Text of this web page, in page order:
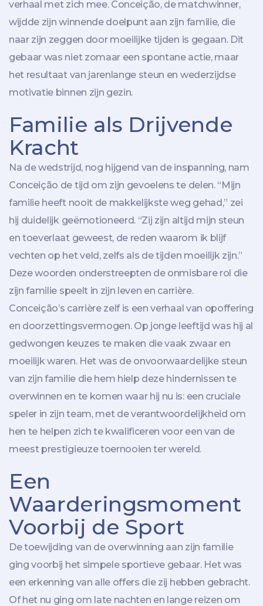
verhaal met zich mee. Conceição, de matchwinner,
wijdde zijn winnende doelpunt aan zijn familie, die
naar zijn zeggen door moeilijke tijden is gegaan. Dit
gebaar was niet zomaar een spontane actie, maar
het resultaat van jarenlange steun en wederzijdse
motivatie binnen zijn gezin.
Familie als Drijvende
Kracht
Na de wedstrijd, nog hijgend van de inspanning, nam
Conceição de tijd om zijn gevoelens te delen. “Mijn
familie heeft nooit de makkelijkste weg gehad,” zei
hij duidelijk geëmotioneerd. “Zij zijn altijd mijn steun
en toeverlaat geweest, de reden waarom ik blijf
vechten op het veld, zelfs als de tijden moeilijk zijn.”
Deze woorden onderstreepten de onmisbare rol die
zijn familie speelt in zijn leven en carrière.
Conceição’s carrière zelf is een verhaal van opoffering
en doorzettingsvermogen. Op jonge leeftijd was hij al
gedwongen keuzes te maken die vaak zwaar en
moeilijk waren. Het was de onvoorwaardelijke steun
van zijn familie die hem hielp deze hindernissen te
overwinnen en te komen waar hij nu is: een cruciale
speler in zijn team, met de verantwoordelijkheid om
hen te helpen zich te kwalificeren voor een van de
meest prestigieuze toernooien ter wereld.
Een
Waarderingsmoment
Voorbij de Sport
De toewijding van de overwinning aan zijn familie
ging voorbij het simpele sportieve gebaar. Het was
een erkenning van alle offers die zij hebben gebracht.
Of het nu ging om late nachten en lange reizen om